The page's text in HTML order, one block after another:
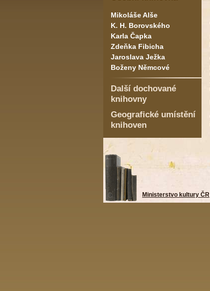
Mikoláše Alše
K. H. Borovského
Karla Čapka
Zdeňka Fibicha
Jaroslava Ježka
Boženy Němcové
Další dochované
knihovny
Geografické umístění
knihoven
Ministerstvo kultury ČR